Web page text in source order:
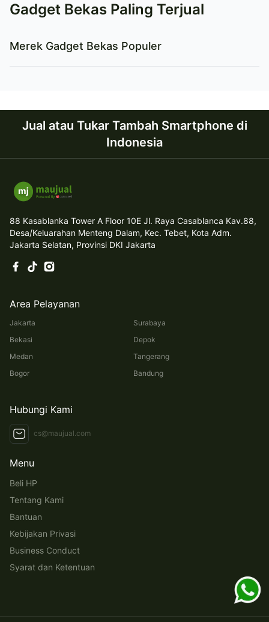
Gadget Bekas Paling Terjual
Merek Gadget Bekas Populer
Jual atau Tukar Tambah Smartphone di
Indonesia
88 Kasablanka Tower A Floor 10E Jl. Raya Casablanca Kav.88,
Desa/Keluarahan Menteng Dalam, Kec. Tebet, Kota Adm.
Jakarta Selatan, Provinsi DKI Jakarta
Area Pelayanan
Jakarta
Bekasi
Medan
Bogor
Surabaya
Depok
Tangerang
Bandung
Hubungi Kami
cs@maujual.com
Menu
Beli HP
Tentang Kami
Bantuan
Kebijakan Privasi
Business Conduct
Syarat dan Ketentuan